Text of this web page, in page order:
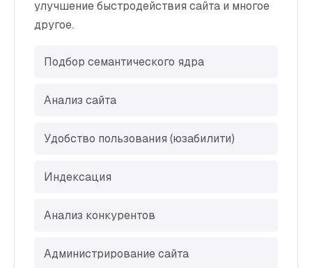
улучшение быстродействия сайта и многое
другое.
Подбор семантического ядра
Анализ сайта
Удобство пользования (юзабилити)
Индексация
Анализ конкурентов
Администрирование сайта